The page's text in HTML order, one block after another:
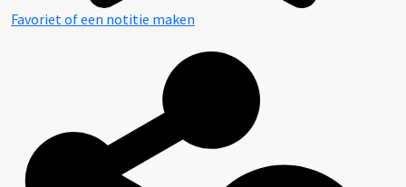
Favoriet of een notitie maken